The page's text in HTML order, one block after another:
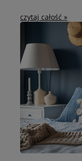
czytaj całość »